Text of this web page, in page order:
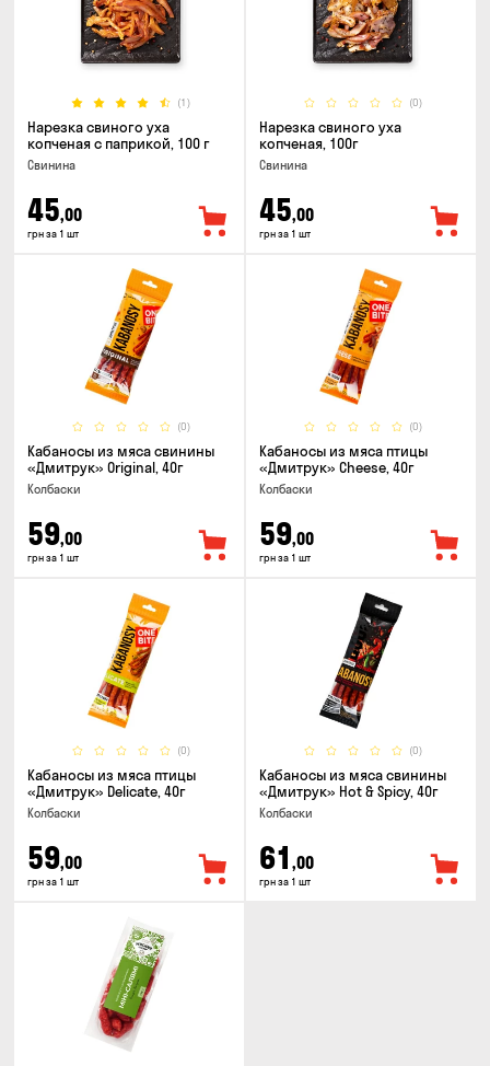
(1)
Нарезка свиного уха
копченая с паприкой, 100 г
Свинина
45,00
грн за 1 шт
(0)
Нарезка свиного уха
копченая, 100г
Свинина
45,00
грн за 1 шт
(0)
Кабаносы из мяса свинины
«Дмитрук» Original, 40г
Колбаски
59,00
грн за 1 шт
(0)
Кабаносы из мяса птицы
«Дмитрук» Cheese, 40г
Колбаски
59,00
грн за 1 шт
(0)
Кабаносы из мяса птицы
«Дмитрук» Delicate, 40г
Колбаски
59,00
грн за 1 шт
(0)
Кабаносы из мяса свинины
«Дмитрук» Hot & Spicy, 40г
Колбаски
61 ,00
грн за 1 шт